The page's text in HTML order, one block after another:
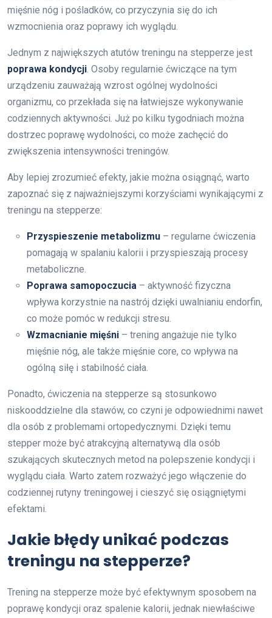
mięśnie nóg i pośladków, co przyczynia się do ich
wzmocnienia oraz poprawy ich wyglądu.
Jednym z największych atutów treningu na stepperze jest
poprawa kondycji . Osoby regularnie ćwiczące na tym
urządzeniu zauważają wzrost ogólnej wydolności
organizmu, co przekłada się na łatwiejsze wykonywanie
codziennych aktywności. Już po kilku tygodniach można
dostrzec poprawę wydolności, co może zachęcić do
zwiększenia intensywności treningów.
Aby lepiej zrozumieć efekty, jakie można osiągnąć, warto
zapoznać się z najważniejszymi korzyściami wynikającymi z
treningu na stepperze:
Przyspieszenie metabolizmu – regularne ćwiczenia
pomagają w spalaniu kalorii i przyspieszają procesy
metaboliczne.
Poprawa samopoczucia – aktywność fizyczna
wpływa korzystnie na nastrój dzięki uwalnianiu endorfin,
co może pomóc w redukcji stresu.
Wzmacnianie mięśni – trening angażuje nie tylko
mięśnie nóg, ale także mięśnie core, co wpływa na
ogólną siłę i stabilność ciała.
Ponadto, ćwiczenia na stepperze są stosunkowo
niskooddzielne dla stawów, co czyni je odpowiednimi nawet
dla osób z problemami ortopedycznymi. Dzięki temu
stepper może być atrakcyjną alternatywą dla osób
szukających skutecznych metod na polepszenie kondycji i
wyglądu ciała. Warto zatem rozważyć jego włączenie do
codziennej rutyny treningowej i cieszyć się osiągniętymi
efektami.
Jakie błędy unikać podczas
treningu na stepperze?
Trening na stepperze może być efektywnym sposobem na
poprawę kondycji oraz spalenie kalorii, jednak niewłaściwe